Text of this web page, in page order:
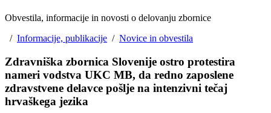
Obvestila, informacije in novosti o delovanju zbornice
/ Informacije, publikacije / Novice in obvestila
Zdravniška zbornica Slovenije ostro protestira
nameri vodstva UKC MB, da redno zaposlene
zdravstvene delavce pošlje na intenzivni tečaj
hrvaškega jezika